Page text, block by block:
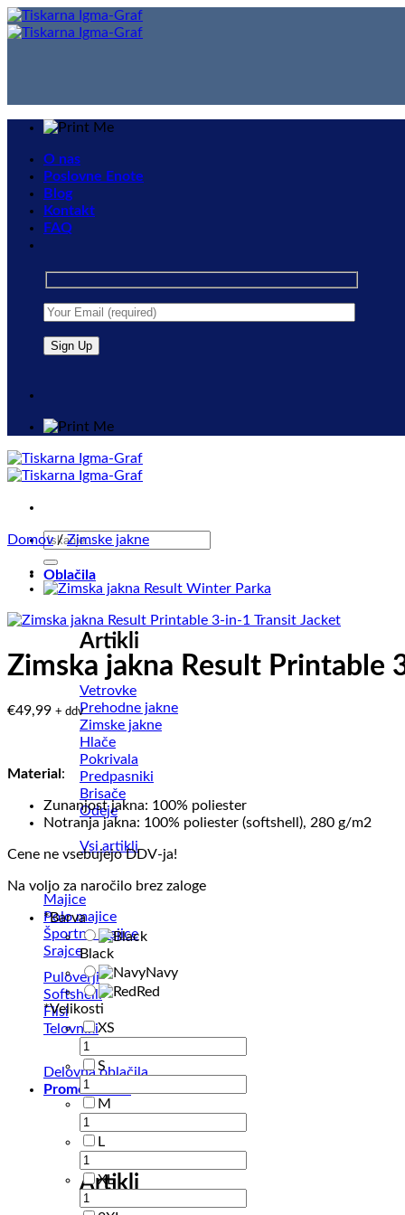
Skip
to
O nas
Poslovne Enote
Blog
Kontakt
FAQ
Išči:
Oblačila
Artikli
Vetrovke
Prehodne jakne
Zimske jakne
Hlače
Pokrivala
Predpasniki
Brisače
Odeje
Vsi artikli
Majice
Polo majice
Športne majice
Srajce
Puloverji
Softshelli
Flisi
Telovniki
Delovna oblačila
Promo izdelki
Artikli
Domov / Zimske jakne
Zimska jakna Result Printable
€49,99 + ddv
Material :
Zunanjost jakna: 100% poliester
Notranja jakna: 100% poliester (softshell), 280 g/m2
Cene ne vsebujejo DDV-ja!
Na voljo za naročilo brez zaloge
*Barva
Black
Navy
Red
*Velikosti
XS
S
M
L
XL